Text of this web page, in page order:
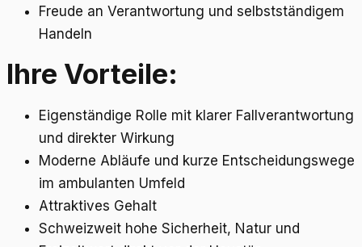
Freude an Verantwortung und selbstständigem
Handeln
Ihre Vorteile:
Eigenständige Rolle mit klarer Fallverantwortung
und direkter Wirkung
Moderne Abläufe und kurze Entscheidungswege
im ambulanten Umfeld
Attraktives Gehalt
Schweizweit hohe Sicherheit, Natur und